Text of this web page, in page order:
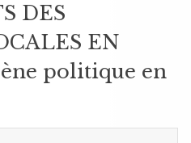
DES
EN
politique en